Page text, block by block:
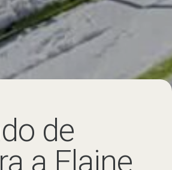
de
a Flaine